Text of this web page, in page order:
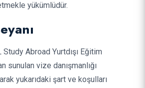
yükümlüdür.
Abroad Yurtdışı Eğitim
sunulan vize danışmanlığı
yukarıdaki şart ve koşulları